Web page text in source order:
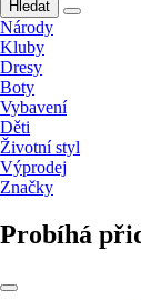
Hledat
Národy
Kluby
Dresy
Boty
Vybavení
Děti
Životní styl
Výprodej
Značky
Probíhá